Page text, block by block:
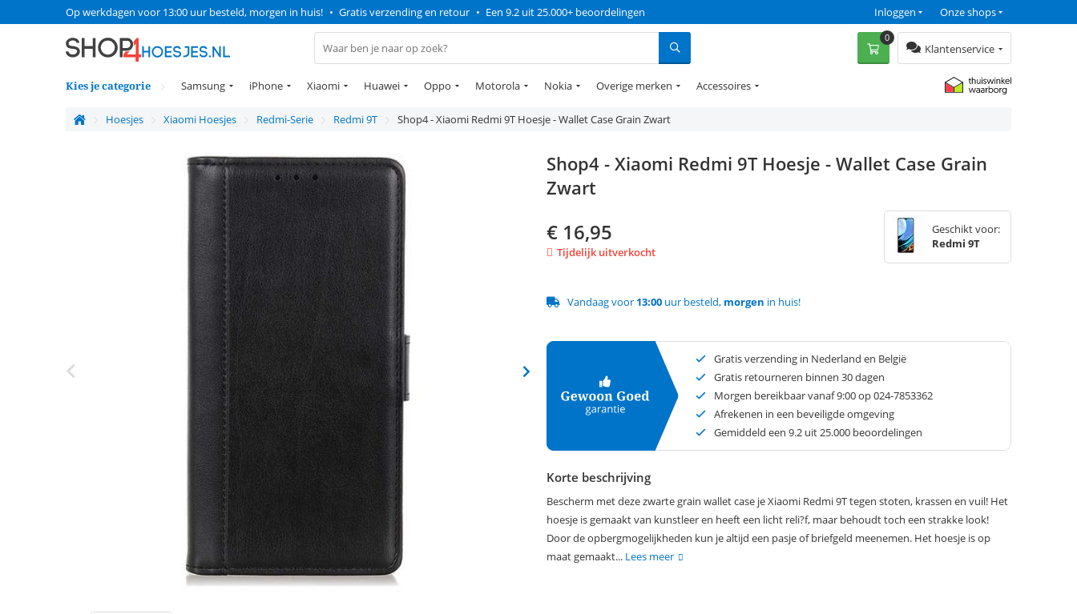
Op werkdagen voor 13:00 uur besteld, morgen in huis! • Gratis verzending en retour • Een 9.2 uit 25.000+ beoordelingen Onze shops
Inloggen
Klantenservice
0
Kies je categorie Samsung iPhone Xiaomi Huawei Oppo Motorola Nokia Overige merken Accessoires
Hoesjes Xiaomi Hoesjes Redmi-Serie Redmi 9T Shop4 - Xiaomi Redmi 9T Hoesje - Wallet Case Grain Zwart
Shop4 - Xiaomi Redmi 9T Hoesje - Wallet Case Grain
Zwart
€ 16,95
Tijdelijk uitverkocht
Geschikt voor:
Redmi 9T
Vandaag voor 13:00 uur besteld, morgen in huis!
Gratis verzending in Nederland en België
Gratis retourneren binnen 30 dagen
Morgen bereikbaar vanaf 9:00 op 024-7853362
Afrekenen in een beveiligde omgeving
Gemiddeld een 9.2 uit 25.000 beoordelingen
Korte beschrijving
Bescherm met deze zwarte grain wallet case je Xiaomi Redmi 9T tegen stoten, krassen en vuil! Het
hoesje is gemaakt van kunstleer en heeft een licht reli?f, maar behoudt toch een strakke look!
Door de opbergmogelijkheden kun je altijd een pasje of briefgeld meenemen. Het hoesje is op
maat gemaakt... Lees meer